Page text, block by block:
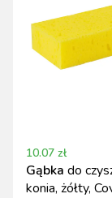
10.07 zł
Gąbka do
konia, żółty,